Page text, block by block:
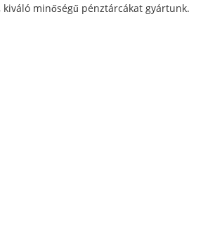
minőségű pénztárcákat gyártunk.